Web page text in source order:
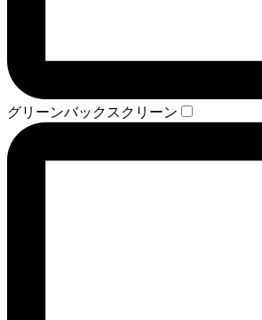
グリーンバックスクリーン